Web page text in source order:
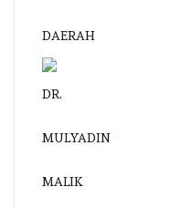
DAERAH